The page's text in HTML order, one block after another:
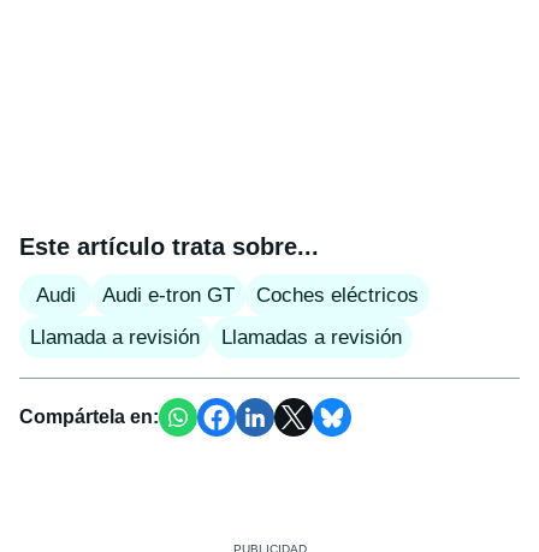
Este artículo trata sobre...
Audi Audi e-tron GT
Coches eléctricos
Llamada a revisión
Llamadas a revisión
Compártela en: